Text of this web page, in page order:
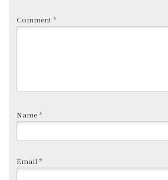
Comment*
Name*
Email *